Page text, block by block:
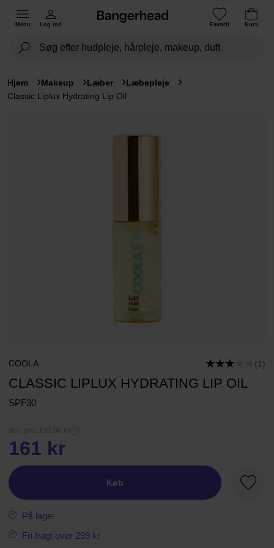
Menu Log ind Favorit Kurv
Hjem Makeup Læber
Læbepleje
Classic Liplux Hydrating Lip Oil
COOLA (1)
CLASSIC LIPLUX HYDRATING LIP OIL
SPF30
Vejl. pris 192,00 kr
161 kr
Køb
På lager
Fri fragt over 299 kr